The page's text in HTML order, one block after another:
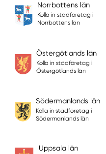
Norrbottens län
Kolla in städföretag i
Norrbottens län
Östergötlands län
Kolla in städföretag i
Östergötlands län
Södermanlands län
Kolla in städföretag i
Södermanlands län
Uppsala län